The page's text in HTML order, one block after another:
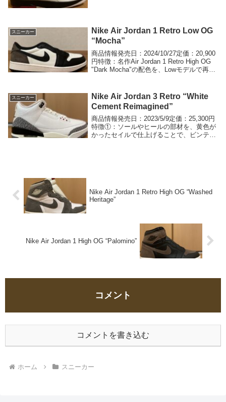
スニーカー
Nike Air Jordan 1 Retro Low OG
“Mocha”
商品情報発売日：2024/10/27定価：20,900
円特徴：名作Air Jordan 1 Retro High OG
"Dark Mocha"の配色を、Lowモデルで再現
スニーカー
Nike Air Jordan 3 Retro “White
Cement Reimagined”
商品情報発売日：2023/5/9定価：25,300円
特徴①：ソールやヒールの部材を、黄色が
かったセイルで仕上げることで、ビンテー
Nike Air Jordan 1 Retro High OG “Washed
Heritage”
Nike Air Jordan 1 High OG “Palomino”
コメント
コメントを書き込む
ホーム スニーカー